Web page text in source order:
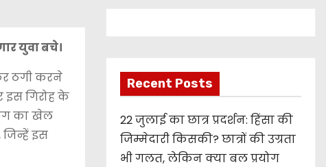
युवा बचे।
ठगी करने
इस गिरोह के
का खेल
इस
Recent Posts
22 जुलाई का छात्र प्रदर्शन: हिंसा की
जिम्मेदारी किसकी? छात्रों की उग्रता
भी गलत, लेकिन क्या बल प्रयोग